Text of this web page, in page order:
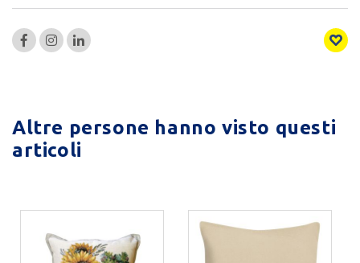
Altre persone hanno visto questi
articoli